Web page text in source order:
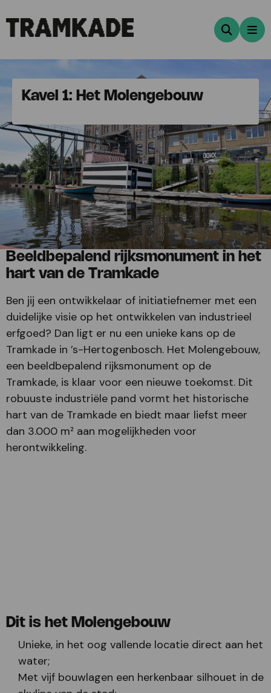
Zoeken
Kavel 1: Het Molengebouw
Beeldbepalend rijksmonument in het
hart van de Tramkade
Ben jij een ontwikkelaar of initiatiefnemer met een
duidelijke visie op het ontwikkelen van industrieel
erfgoed? Dan ligt er nu een unieke kans op de
Tramkade in ’s-Hertogenbosch. Het Molengebouw,
een beeldbepalend rijksmonument op de
Tramkade, is klaar voor een nieuwe toekomst. Dit
robuuste industriële pand vormt het historische
hart van de Tramkade en biedt maar liefst meer
dan 3.000 m² aan mogelijkheden voor
herontwikkeling.
Dit is het Molengebouw
Unieke, in het oog vallende locatie direct aan het
water;
Met vijf bouwlagen een herkenbaar silhouet in de